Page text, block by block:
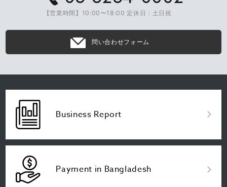
【営業時間】10:00〜18:00 定休日：土日祝
問い合わせフォーム
Business Report
Payment in Bangladesh